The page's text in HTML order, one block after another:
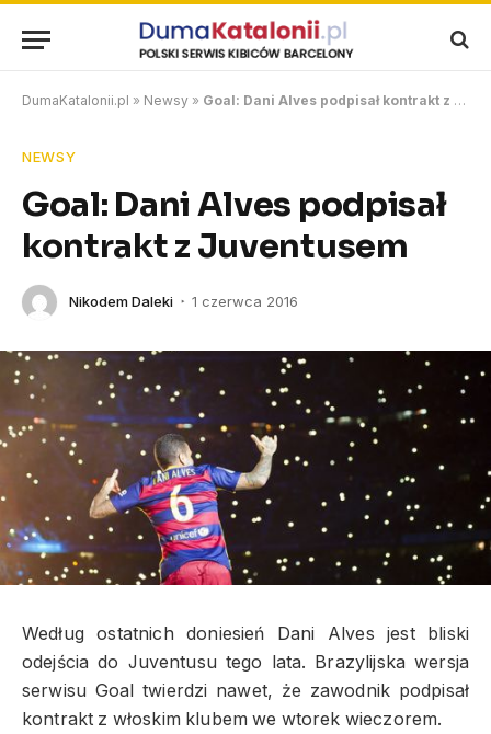
DumaKatalonii.pl » Newsy » Goal: Dani Alves podpisał kontrakt z Juventusem
NEWSY
Goal: Dani Alves podpisał
kontrakt z Juventusem
Nikodem Daleki 1 czerwca 2016
Według ostatnich doniesień Dani Alves jest bliski
odejścia do Juventusu tego lata. Brazylijska wersja
serwisu Goal twierdzi nawet, że zawodnik podpisał
kontrakt z włoskim klubem we wtorek wieczorem.